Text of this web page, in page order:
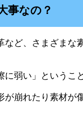
事なの？
ど、さまざまな
弱い」というこ
崩れたり素材が